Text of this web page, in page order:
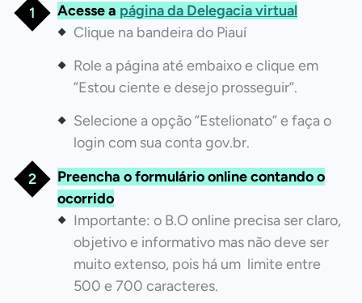
Acesse a página da Delegacia virtual
Clique na bandeira do Piauí
Role a página até embaixo e clique em
”Estou ciente e desejo prosseguir”.
Selecione a opção ”Estelionato” e faça o
login com sua conta gov.br.
Preencha o formulário online contando o
ocorrido
Importante: o B.O online precisa ser claro,
objetivo e informativo mas não deve ser
muito extenso, pois há um limite entre
500 e 700 caracteres.